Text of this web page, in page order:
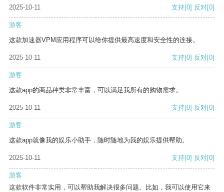
2025-10-11
支持[0] 反对[0]
游客
这款加速器VPM应用程序可以给你提供最高速度和安全性的连接。
2025-10-11 支持[0] 反对[0]
游客
这款app的商品种类非常丰富，可以满足我所有的购物需求。
2025-10-11 支持[0] 反对[0]
游客
这款app就像我的娱乐小助手，随时随地为我的娱乐提供帮助。
2025-10-11 支持[0] 反对[0]
游客
这款软件非常实用，可以帮助我解决很多问题。比如，我可以使用它来